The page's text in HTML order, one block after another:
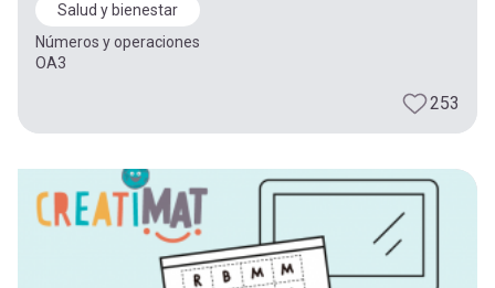
Salud y bienestar
Números y operaciones
OA3
253